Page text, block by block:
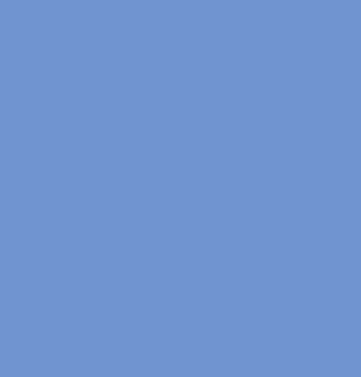
Korfu. Rezort je vhodný najmä pre
vyžitia s pestrou ponukou aktivít za